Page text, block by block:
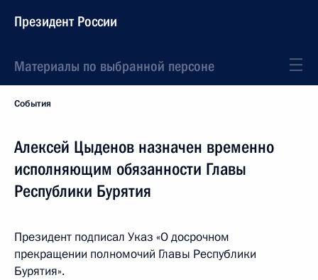
Президент России
Материалы по выбранной персоне
События
Алексей Цыденов назначен временно
исполняющим обязанности Главы
Республики Бурятия
Президент подписал Указ «О досрочном
прекращении полномочий Главы Республики
Бурятия».